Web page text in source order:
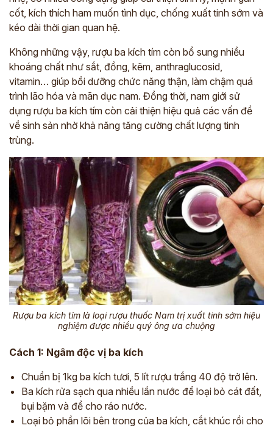
cốt, kích thích ham muốn tình dục, chống xuất tinh sớm và
kéo dài thời gian quan hệ.
Không những vậy, rượu ba kích tím còn bổ sung nhiều
khoáng chất như sắt, đồng, kẽm, anthraglucosid,
vitamin… giúp bồi dưỡng chức năng thận, làm chậm quá
trình lão hóa và mãn dục nam. Đồng thời, nam giới sử
dụng rượu ba kích tím còn cải thiện hiệu quả các vấn đề
về sinh sản nhờ khả năng tăng cường chất lượng tinh
trùng.
Rượu ba kích tím là loại rượu thuốc Nam trị xuất tinh sớm hiệu
nghiệm được nhiều quý ông ưa chuộng
Cách 1: Ngâm độc vị ba kích
Chuẩn bị 1kg ba kích tươi, 5 lít rượu trắng 40 độ trở lên.
Ba kích rửa sạch qua nhiều lần nước để loại bỏ cát đất,
bụi bặm và để cho ráo nước.
Loại bỏ phần lõi bên trong của ba kích, cắt khúc rồi cho